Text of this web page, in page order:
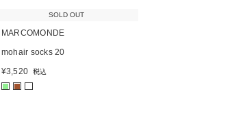
SOLD OUT
MARCOMONDE
mohair socks 20
¥3,520 税込
■ ■